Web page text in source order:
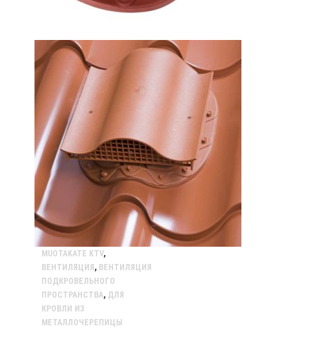
MUOTAKATE KTV,
ВЕНТИЛЯЦИЯ , ВЕНТИЛЯЦИЯ
ПОДКРОВЕЛЬНОГО
ПРОСТРАНСТВА, ДЛЯ
КРОВЛИ ИЗ
МЕТАЛЛОЧЕРЕПИЦЫ